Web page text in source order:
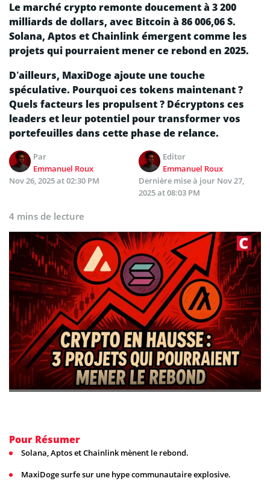
Le marché crypto remonte doucement à 3 200
milliards de dollars, avec Bitcoin à 86 006,06 $.
Solana, Aptos et Chainlink émergent comme les
projets qui pourraient mener ce rebond en 2025.
D’ailleurs, MaxiDoge ajoute une touche
spéculative. Pourquoi ces tokens maintenant ?
Quels facteurs les propulsent ? Décryptons ces
leaders et leur potentiel pour transformer vos
portefeuilles dans cette phase de relance.
Par
Emmanuel Roux
Editor
Emmanuel Roux
Nov 26, 2025 at 02:30 PM
Dernière mise à jour Nov 27,
2025 at 08:03 PM
4 mins de lecture
Pour Résumer
Solana, Aptos et Chainlink mènent le rebond.
MaxiDoge surfe sur une hype communautaire explosive.